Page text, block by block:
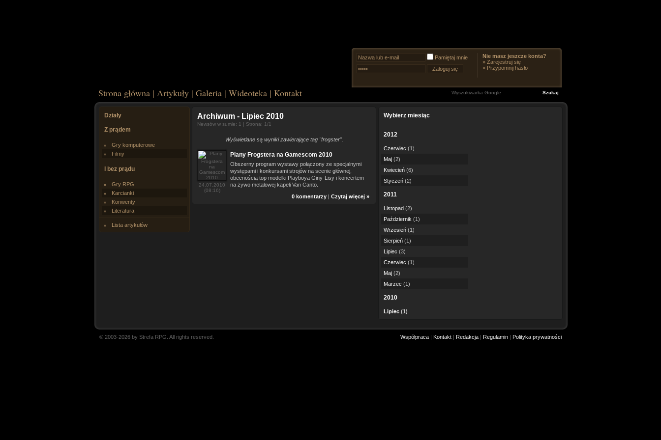
Pamiętaj mnie
Nie masz jeszcze konta?
» Zarejestruj się
» Przypomnij hasło
Strona główna | Artykuły | Galeria | Wideoteka | Kontakt
Działy
Z prądem
Gry komputerowe
Filmy
I bez prądu
Gry RPG
Karcianki
Konwenty
Literatura
Lista artykułów
Archiwum - Lipiec 2010
Newsów w sumie: 1 | Strona: 1/1
Wyświetlane są wyniki zawierające tag "frogster".
24.07.2010
(08:16)
Plany Frogstera na Gamescom 2010
Obszerny program wystawy połączony ze specjalnymi
występami i konkursami strojów na scenie głównej,
obecnością top modelki Playboya Giny-Lisy i koncertem
na żywo metalowej kapeli Van Canto.
0 komentarzy | Czytaj więcej »
Wybierz miesiąc
2012
Czerwiec (1)
Maj (2)
Kwiecień (6)
Styczeń (2)
2011
Listopad (2)
Październik (1)
Wrzesień (1)
Sierpień (1)
Lipiec (3)
Czerwiec (1)
Maj (2)
Marzec (1)
2010
Lipiec (1)
© 2003-2026 by Strefa RPG. All rights reserved. Współpraca | Kontakt | Redakcja | Regulamin | Polityka prywatności